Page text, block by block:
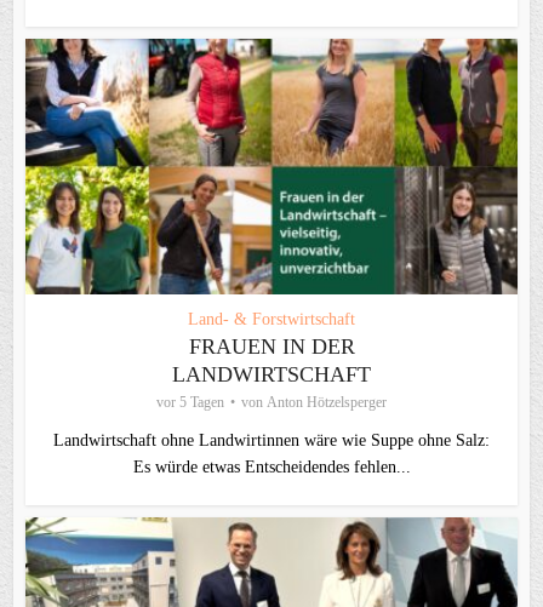
Land- & Forstwirtschaft
FRAUEN IN DER
LANDWIRTSCHAFT
vor 5 Tagen von Anton Hötzelsperger
Landwirtschaft ohne Landwirtinnen wäre wie Suppe ohne Salz:
Es würde etwas Entscheidendes fehlen...